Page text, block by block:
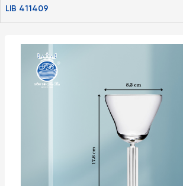
LIB 411409